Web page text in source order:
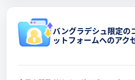
バングラデシュ限定の
ットフォームへのアク